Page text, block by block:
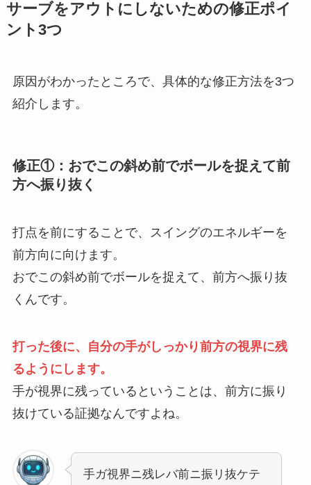
サーブをアウトにしないための修正ポイ
ント3つ
原因がわかったところで、具体的な修正方法を3つ
紹介します。
修正①：おでこの斜め前でボールを捉えて前
方へ振り抜く
打点を前にすることで、スイングのエネルギーを
前方向に向けます。
おでこの斜め前でボールを捉えて、前方へ振り抜
くんです。
打った後に、自分の手がしっかり前方の視界に残
るようにします。
手が視界に残っているということは、前方に振り
抜けている証拠なんですよね。
手ガ視界ニ残レバ前ニ振リ抜ケテ